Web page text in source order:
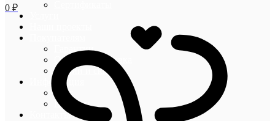
Гарантии
Оплата и доставка
Акции и скидки
Информация
Блог
Новости
Контакты
0 ₽